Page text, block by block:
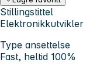
Stillingstittel
Elektronikkutvikler
Type ansettelse
Fast, heltid 100%